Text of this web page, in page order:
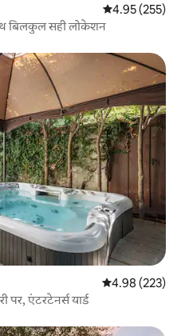
औसत रेटिंग 5 में से
4.95 (255)
बिलकुल सही लोकेशन
औसत रेटिंग 5 में से
4.98 (223)
पर, एंटरटेनर्स यार्ड